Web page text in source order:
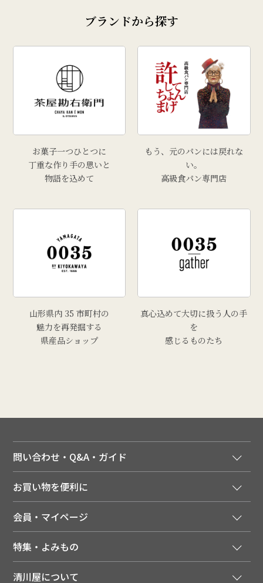
ブランドから探す
お菓子一つひとつに
丁重な作り手の思いと
物語を込めて
もう、元のパンには戻れな
い。
高級食パン専門店
山形県内 35 市町村の
魅力を再発掘する
県産品ショップ
真心込めて大切に扱う人の手
を
感じるものたち
問い合わせ・Q&A・ガイド
ご利用ガイド
領収書について
送料について
配達日について
お買い物を便利に
季節のカタログを無料でお届け
LINEお友だち登録
会員・マイページ
会員特典について
特集・よみもの
清川屋について